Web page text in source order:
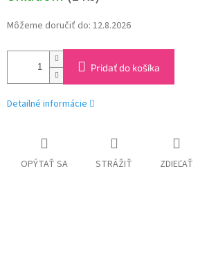
Môžeme doručiť do: 12.8.2026
Pridať do košíka
Detailné informácie
OPÝTAŤ SA STRÁŽIŤ ZDIEĽAŤ